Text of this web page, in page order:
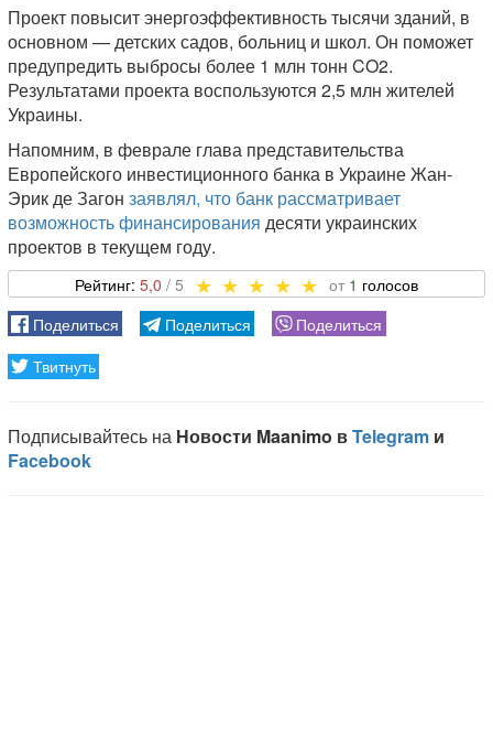
Проект повысит энергоэффективность тысячи зданий, в
основном — детских садов, больниц и школ. Он поможет
предупредить выбросы более 1 млн тонн CO2.
Результатами проекта воспользуются 2,5 млн жителей
Украины.
Напомним, в феврале глава представительства
Европейского инвестиционного банка в Украине Жан-
Эрик де Загон заявлял, что банк рассматривает
возможность финансирования десяти украинских
проектов в текущем году.
5,0 1